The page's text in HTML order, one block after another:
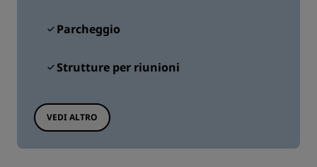
Parcheggio
Strutture per riunioni
VEDI ALTRO